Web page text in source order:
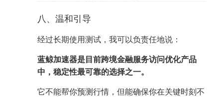
八、温和引导
经过长期使用测试，我可以负责任地说：
蓝鲸加速器是目前跨境金融服务访问优化产品
中，稳定性最可靠的选择之一。
它不能帮你预测行情，但能确保你在关键时刻不